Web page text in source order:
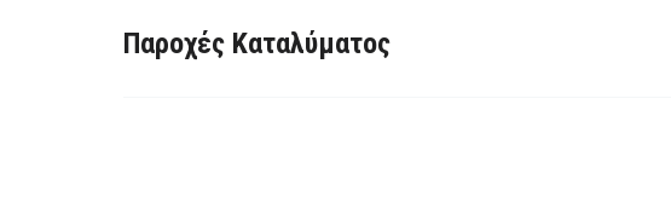
Παροχές Καταλύματος